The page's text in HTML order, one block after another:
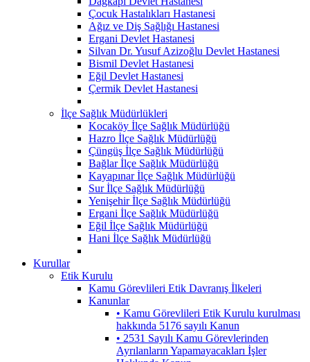
Çocuk Hastalıkları Hastanesi
Ağız ve Diş Sağlığı Hastanesi
Ergani Devlet Hastanesi
Silvan Dr. Yusuf Azizoğlu Devlet Hastanesi
Bismil Devlet Hastanesi
Eğil Devlet Hastanesi
Çermik Devlet Hastanesi
İlçe Sağlık Müdürlükleri
Kocaköy İlçe Sağlık Müdürlüğü
Hazro İlçe Sağlık Müdürlüğü
Çüngüş İlçe Sağlık Müdürlüğü
Bağlar İlçe Sağlık Müdürlüğü
Kayapınar İlçe Sağlık Müdürlüğü
Sur İlçe Sağlık Müdürlüğü
Yenişehir İlçe Sağlık Müdürlüğü
Ergani İlçe Sağlık Müdürlüğü
Eğil İlçe Sağlık Müdürlüğü
Hani İlçe Sağlık Müdürlüğü
Kurullar
Etik Kurulu
Kamu Görevlileri Etik Davranış İlkeleri
Kanunlar
• Kamu Görevlileri Etik Kurulu kurulması
hakkında 5176 sayılı Kanun
• 2531 Sayılı Kamu Görevlerinden
Ayrılanların Yapamayacakları İşler